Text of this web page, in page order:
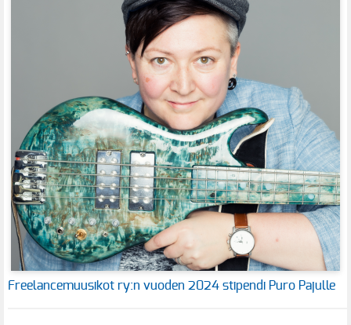
Freelancemuusikot ry:n vuoden 2024 stipendi Puro Pajulle